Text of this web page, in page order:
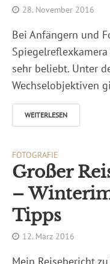
28. November 2016
Bei Anfängern und
sehr beliebt. Unter
Wechselobjektiven
WEITERLESEN
FOTOGRAFIE
Großer
–
Tipps
12. März 2016